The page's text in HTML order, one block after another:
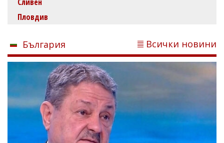
Пловдив
България Всички новини